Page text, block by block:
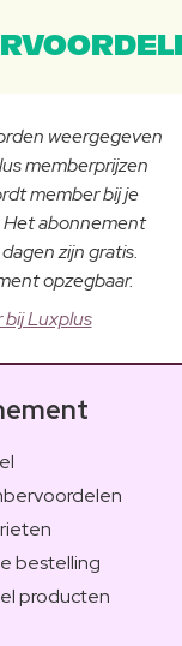
weergegeven
memberprijzen
member bij je
Het abonnement
zijn gratis.
opzegbaar.
bij Luxplus
bestelling
producten